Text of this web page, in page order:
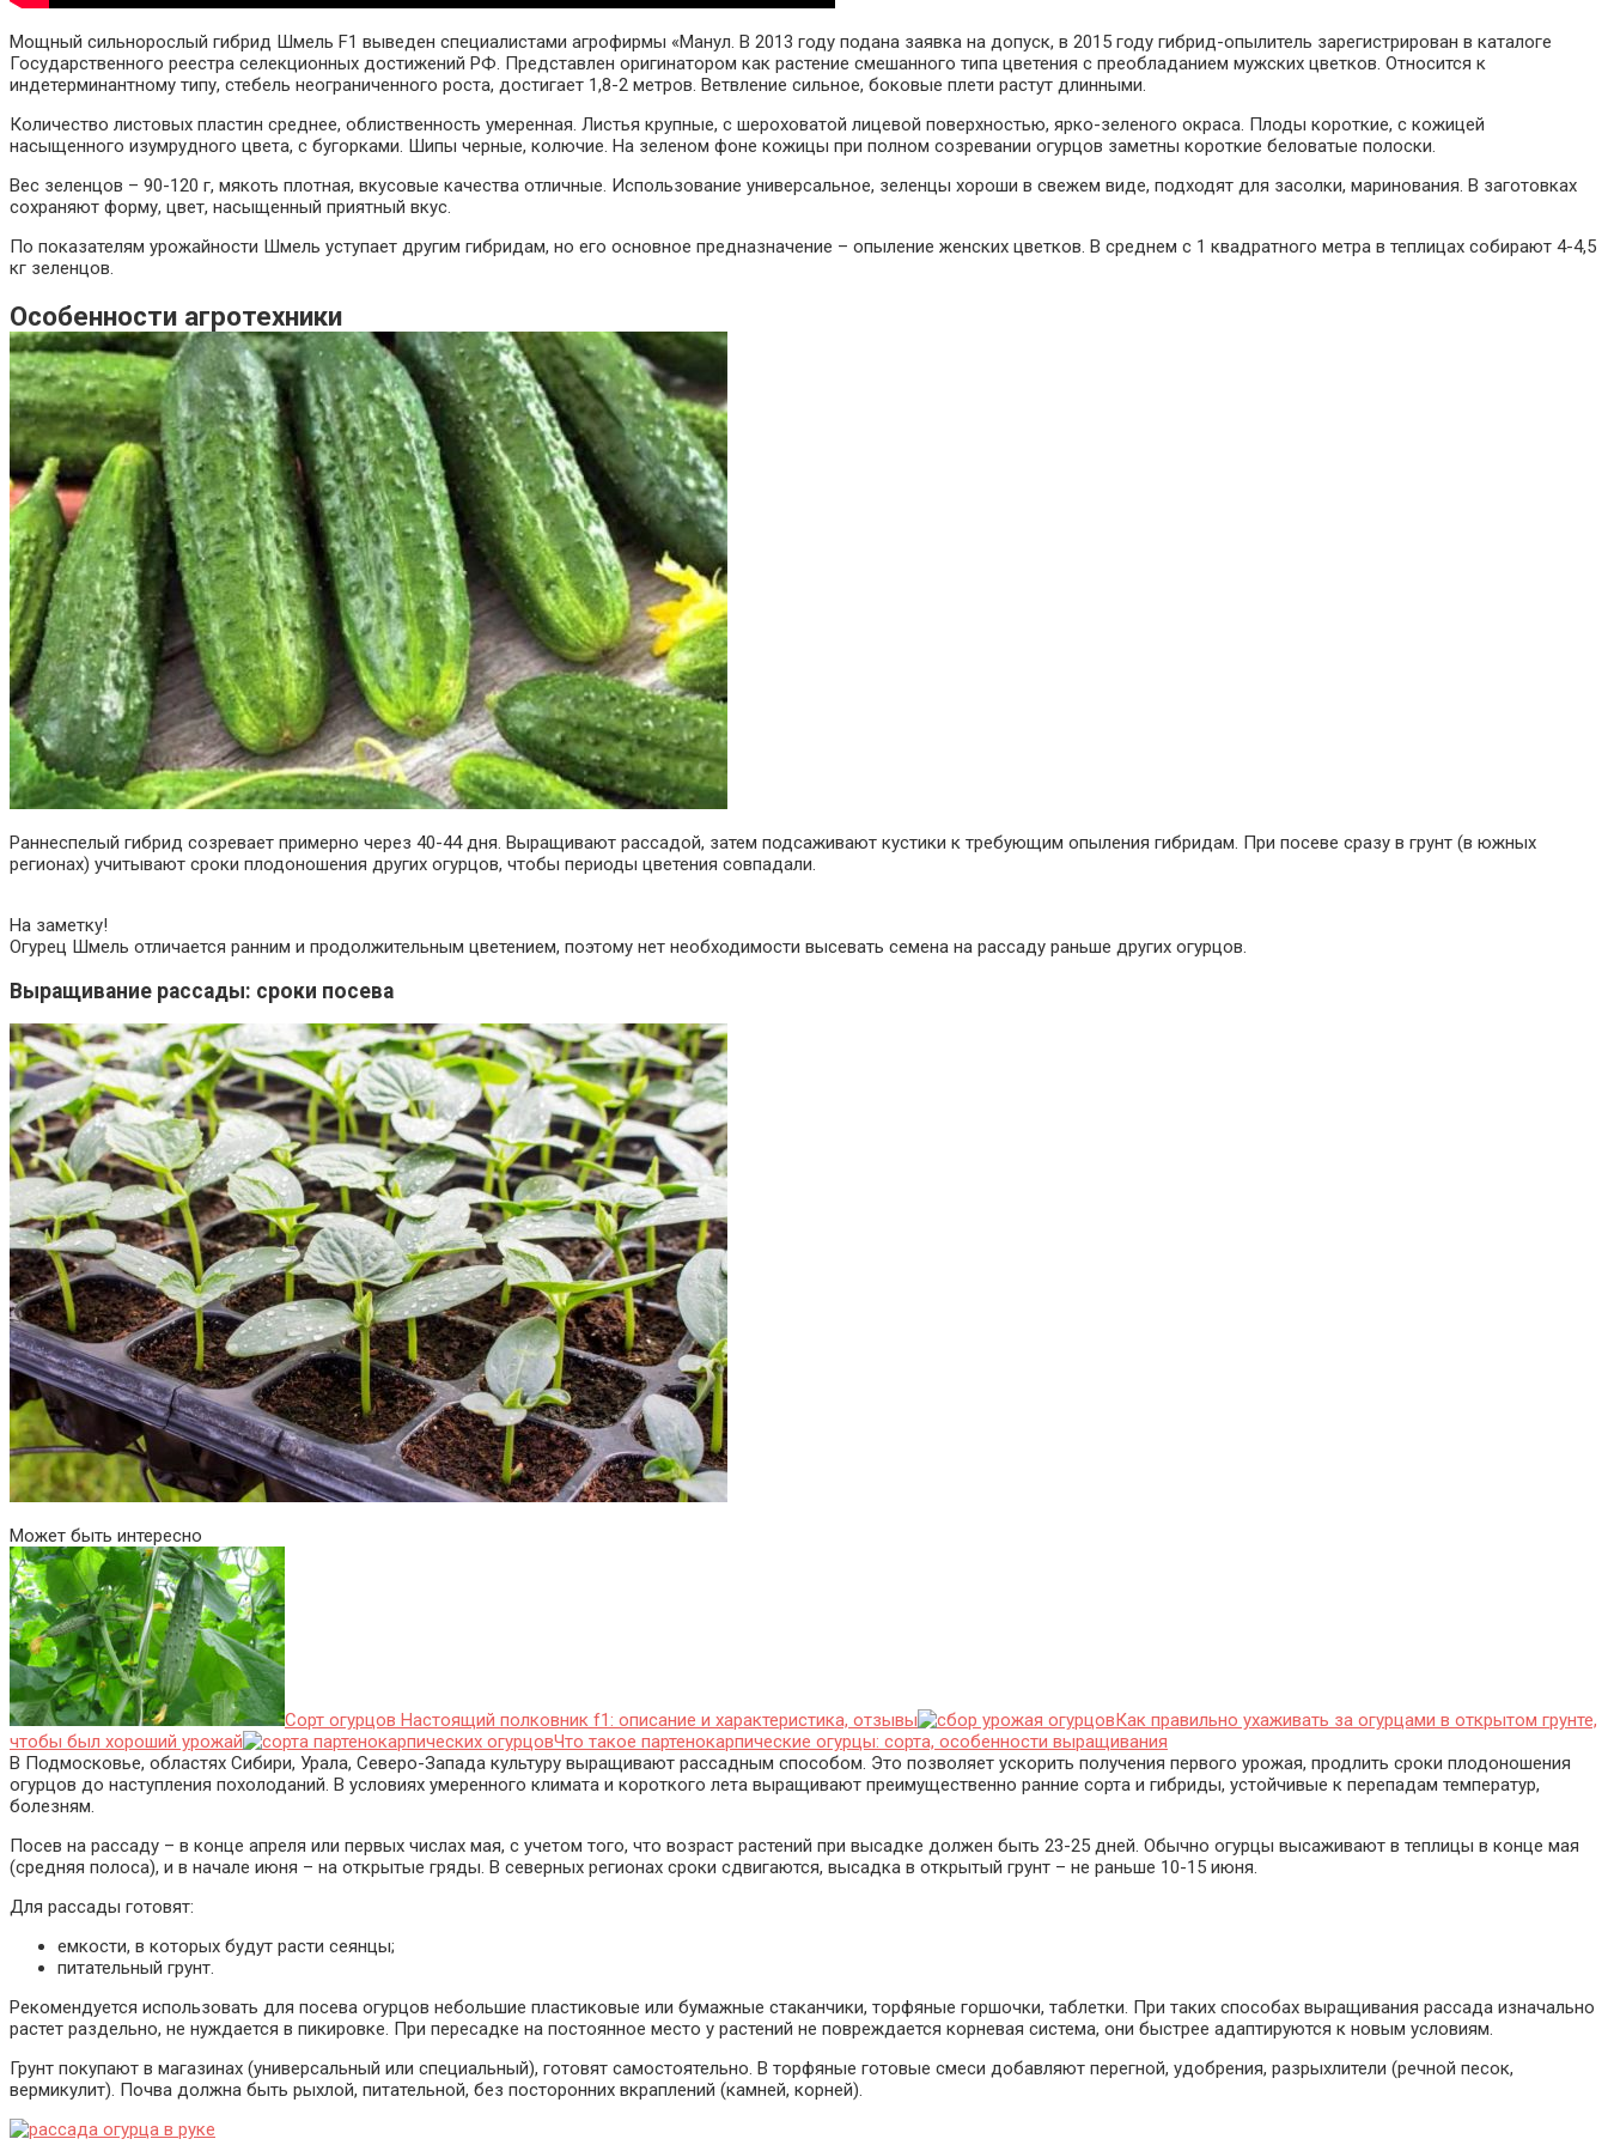
Мощный сильнорослый гибрид Шмель F1 выведен специалистами агрофирмы «Манул. В 2013 году подана заявка на допуск, в 2015 году гибрид-опылитель зарегистрирован в каталоге
Государственного реестра селекционных достижений РФ. Представлен оригинатором как растение смешанного типа цветения с преобладанием мужских цветков. Относится к
индетерминантному типу, стебель неограниченного роста, достигает 1,8-2 метров. Ветвление сильное, боковые плети растут длинными.
Количество листовых пластин среднее, облиственность умеренная. Листья крупные, с шероховатой лицевой поверхностью, ярко-зеленого окраса. Плоды короткие, с кожицей
насыщенного изумрудного цвета, с бугорками. Шипы черные, колючие. На зеленом фоне кожицы при полном созревании огурцов заметны короткие беловатые полоски.
Вес зеленцов – 90-120 г, мякоть плотная, вкусовые качества отличные. Использование универсальное, зеленцы хороши в свежем виде, подходят для засолки, маринования. В заготовках
сохраняют форму, цвет, насыщенный приятный вкус.
По показателям урожайности Шмель уступает другим гибридам, но его основное предназначение – опыление женских цветков. В среднем с 1 квадратного метра в теплицах собирают 4-4,5
кг зеленцов.
Особенности агротехники
Раннеспелый гибрид созревает примерно через 40-44 дня. Выращивают рассадой, затем подсаживают кустики к требующим опыления гибридам. При посеве сразу в грунт (в южных
регионах) учитывают сроки плодоношения других огурцов, чтобы периоды цветения совпадали.
На заметку!
Огурец Шмель отличается ранним и продолжительным цветением, поэтому нет необходимости высевать семена на рассаду раньше других огурцов.
Выращивание рассады: сроки посева
Может быть интересно
Сорт огурцов Настоящий полковник f1: описание и характеристика, отзывы
Как правильно ухаживать за огурцами в открытом грунте,
чтобы был хороший урожай
Что такое партенокарпические огурцы: сорта, особенности выращивания
В Подмосковье, областях Сибири, Урала, Северо-Запада культуру выращивают рассадным способом. Это позволяет ускорить получения первого урожая, продлить сроки плодоношения
огурцов до наступления похолоданий. В условиях умеренного климата и короткого лета выращивают преимущественно ранние сорта и гибриды, устойчивые к перепадам температур,
болезням.
Посев на рассаду – в конце апреля или первых числах мая, с учетом того, что возраст растений при высадке должен быть 23-25 дней. Обычно огурцы высаживают в теплицы в конце мая
(средняя полоса), и в начале июня – на открытые гряды. В северных регионах сроки сдвигаются, высадка в открытый грунт – не раньше 10-15 июня.
Для рассады готовят:
емкости, в которых будут расти сеянцы;
питательный грунт.
Рекомендуется использовать для посева огурцов небольшие пластиковые или бумажные стаканчики, торфяные горшочки, таблетки. При таких способах выращивания рассада изначально
растет раздельно, не нуждается в пикировке. При пересадке на постоянное место у растений не повреждается корневая система, они быстрее адаптируются к новым условиям.
Грунт покупают в магазинах (универсальный или специальный), готовят самостоятельно. В торфяные готовые смеси добавляют перегной, удобрения, разрыхлители (речной песок,
вермикулит). Почва должна быть рыхлой, питательной, без посторонних вкраплений (камней, корней).